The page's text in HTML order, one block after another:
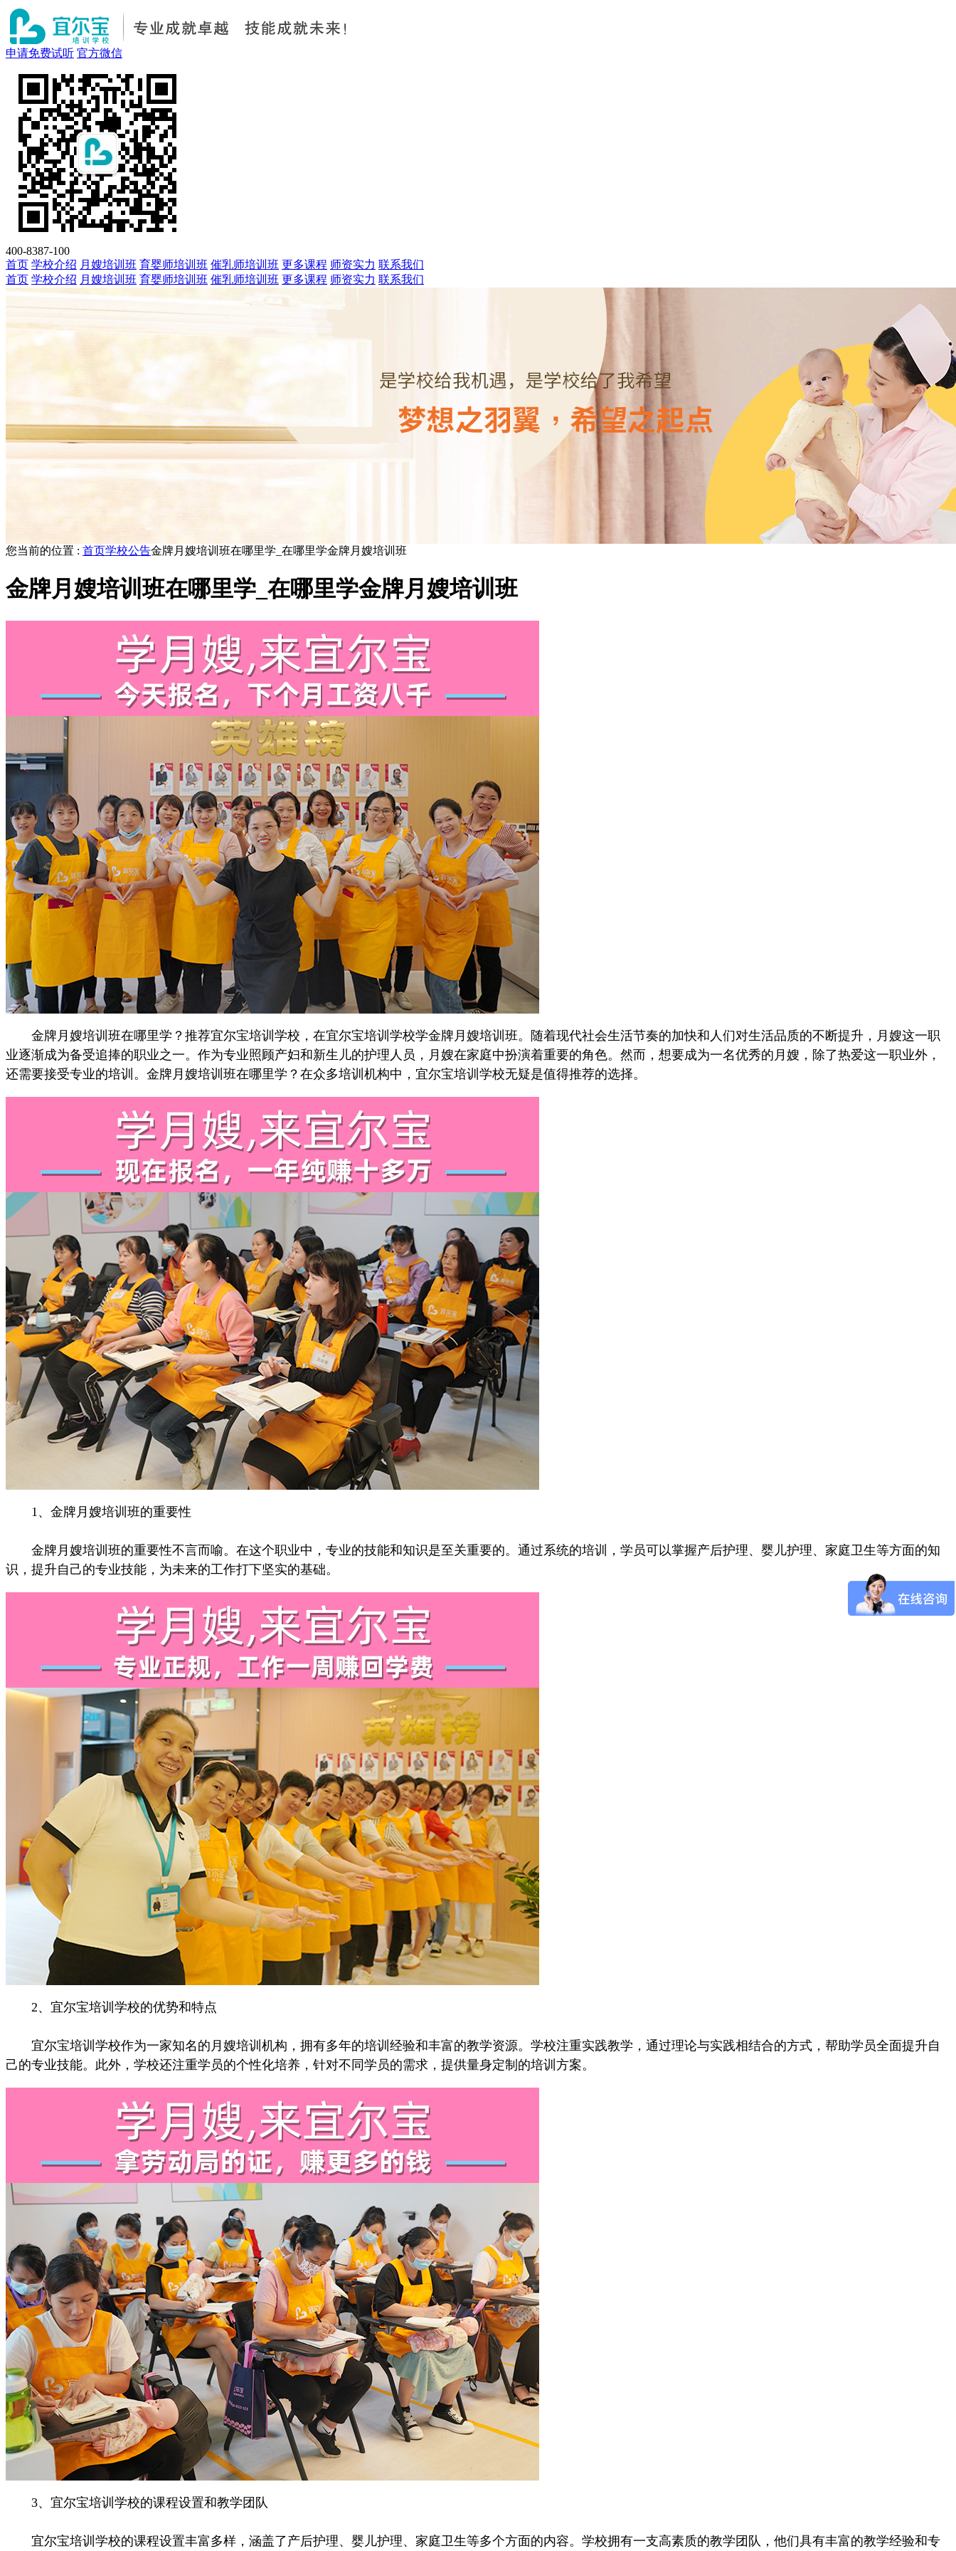
申请免费试听 官方微信
400-8387-100
首页 学校介绍 月嫂培训班 育婴师培训班 催乳师培训班 更多课程 师资实力 联系我们
首页 学校介绍 月嫂培训班 育婴师培训班 催乳师培训班 更多课程 师资实力 联系我们
您当前的位置 : 首页学校公告金牌月嫂培训班在哪里学_在哪里学金牌月嫂培训班
金牌月嫂培训班在哪里学_在哪里学金牌月嫂培训班
金牌月嫂培训班在哪里学？推荐宜尔宝培训学校，在宜尔宝培训学校学金牌月嫂培训班。随着现代社会生活节奏的加快和人们对生活品质的不断提升，月嫂这一职
业逐渐成为备受追捧的职业之一。作为专业照顾产妇和新生儿的护理人员，月嫂在家庭中扮演着重要的角色。然而，想要成为一名优秀的月嫂，除了热爱这一职业外，
还需要接受专业的培训。金牌月嫂培训班在哪里学？在众多培训机构中，宜尔宝培训学校无疑是值得推荐的选择。
1、金牌月嫂培训班的重要性
金牌月嫂培训班的重要性不言而喻。在这个职业中，专业的技能和知识是至关重要的。通过系统的培训，学员可以掌握产后护理、婴儿护理、家庭卫生等方面的知
识，提升自己的专业技能，为未来的工作打下坚实的基础。
2、宜尔宝培训学校的优势和特点
宜尔宝培训学校作为一家知名的月嫂培训机构，拥有多年的培训经验和丰富的教学资源。学校注重实践教学，通过理论与实践相结合的方式，帮助学员全面提升自
己的专业技能。此外，学校还注重学员的个性化培养，针对不同学员的需求，提供量身定制的培训方案。
3、宜尔宝培训学校的课程设置和教学团队
宜尔宝培训学校的课程设置丰富多样，涵盖了产后护理、婴儿护理、家庭卫生等多个方面的内容。学校拥有一支高素质的教学团队，他们具有丰富的教学经验和专